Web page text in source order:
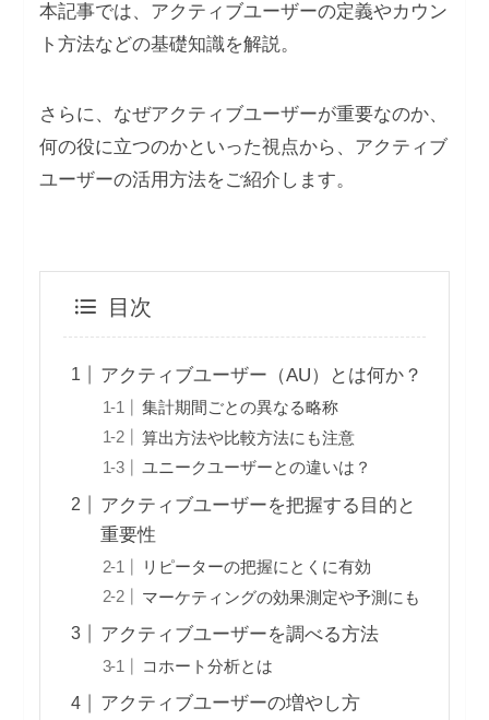
本記事では、アクティブユーザーの定義やカウン
ト方法などの基礎知識を解説。
さらに、なぜアクティブユーザーが重要なのか、
何の役に立つのかといった視点から、アクティブ
ユーザーの活用方法をご紹介します。
目次
アクティブユーザー（AU）とは何か？
集計期間ごとの異なる略称
算出方法や比較方法にも注意
ユニークユーザーとの違いは？
アクティブユーザーを把握する目的と
重要性
リピーターの把握にとくに有効
マーケティングの効果測定や予測にも
アクティブユーザーを調べる方法
コホート分析とは
アクティブユーザーの増やし方